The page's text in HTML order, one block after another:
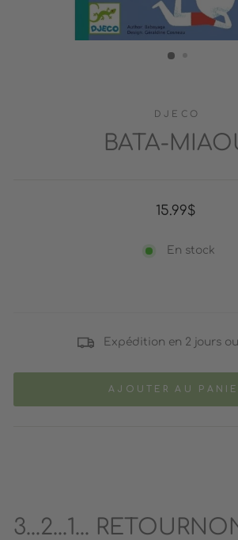
DJECO
BATA-
Prix
15.99$
En stock
Expédition en 2 jours
AJOUTER AU
3...2...1...